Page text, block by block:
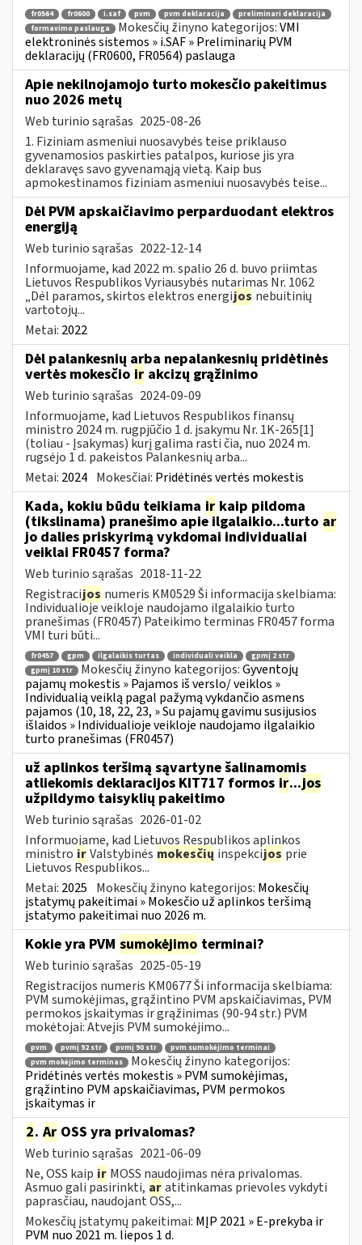
fr0564 fr0600 i.saf pvm pvm deklaracija
preliminari deklaracija
formavimo paslauga
Mokesčių žinyno kategorijos:VMI
elektroninės sistemos » i.SAF » Preliminarių PVM
deklaracijų (FR0600, FR0564) paslauga
Apie nekilnojamojo turto mokesčio pakeitimus
nuo 2026 metų
Web turinio sąrašas 2025-08-26
1. Fiziniam asmeniui nuosavybės teise priklauso
gyvenamosios paskirties patalpos, kuriose jis yra
deklaravęs savo gyvenamąją vietą. Kaip bus
apmokestinamos fiziniam asmeniui nuosavybės teise...
Dėl PVM apskaičiavimo perparduodant elektros
energiją
Web turinio sąrašas 2022-12-14
Informuojame, kad 2022 m. spalio 26 d. buvo priimtas
Lietuvos Respublikos Vyriausybės nutarimas Nr. 1062
„Dėl paramos, skirtos elektros energijos nebuitinių
vartotojų...
Metai: 2022
Dėl palankesnių arba nepalankesnių pridėtinės
vertės mokesčio ir akcizų grąžinimo
Web turinio sąrašas 2024-09-09
Informuojame, kad Lietuvos Respublikos finansų
ministro 2024 m. rugpjūčio 1 d. įsakymu Nr. 1K-265[1]
(toliau - Įsakymas) kurį galima rasti čia, nuo 2024 m.
rugsėjo 1 d. pakeistos Palankesnių arba...
Metai: 2024 Mokesčiai: Pridėtinės vertės mokestis
Kada, kokiu būdu teikiama ir kaip pildoma
(tikslinama) pranešimo apie ilgalaikio...turto ar
jo dalies priskyrimą vykdomai individualiai
veiklai FR0457 forma?
Web turinio sąrašas 2018-11-22
Registracijos numeris KM0529 Ši informacija skelbiama:
Individualioje veikloje naudojamo ilgalaikio turto
pranešimas (FR0457) Pateikimo terminas FR0457 forma
VMI turi būti...
fr0457 gpm ilgalaikis turtas individuali veikla
gpmį 2 str
gpmį 10 str
Mokesčių žinyno kategorijos:Gyventojų
pajamų mokestis » Pajamos iš verslo/ veiklos »
Individualią veiklą pagal pažymą vykdančio asmens
pajamos (10, 18, 22, 23, » Su pajamų gavimu susijusios
išlaidos » Individualioje veikloje naudojamo ilgalaikio
turto pranešimas (FR0457)
už aplinkos teršimą sąvartyne šalinamomis
atliekomis deklaracijos KIT717 formos ir...jos
užpildymo taisyklių pakeitimo
Web turinio sąrašas 2026-01-02
Informuojame, kad Lietuvos Respublikos aplinkos
ministro irValstybinės mokesčių inspekcijos prie
Lietuvos Respublikos...
Metai: 2025 Mokesčių žinyno kategorijos: Mokesčių
įstatymų pakeitimai » Mokesčio už aplinkos teršimą
įstatymo pakeitimai nuo 2026 m.
Kokie yra PVM sumokėjimo terminai?
Web turinio sąrašas 2025-05-19
Registracijos numeris KM0677 Ši informacija skelbiama:
PVM sumokėjimas, grąžintino PVM apskaičiavimas, PVM
permokos įskaitymas ir grąžinimas (90-94 str.) PVM
mokėtojai: Atvejis PVM sumokėjimo...
pvm pvmį 92 str pvmį 90 str
pvm sumokėjimo terminai
pvm mokėjimo terminas
Mokesčių žinyno kategorijos:
Pridėtinės vertės mokestis » PVM sumokėjimas,
grąžintino PVM apskaičiavimas, PVM permokos
įskaitymas ir
2. Ar OSS yra privalomas?
Web turinio sąrašas 2021-06-09
Ne, OSS kaip ir MOSS naudojimas nėra privalomas.
Asmuo gali pasirinkti, aratitinkamas prievoles vykdyti
paprasčiau, naudojant OSS,...
Mokesčių įstatymų pakeitimai: MĮP 2021 » E-prekyba ir
PVM nuo 2021 m. liepos 1 d.